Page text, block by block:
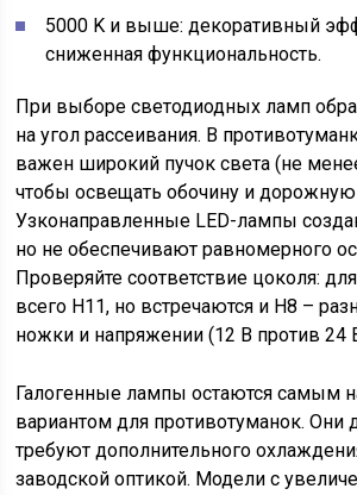
5000 K и выше: декоративный
сниженная функциональность.
При выборе светодиодных ламп
на угол рассеивания. В
важен широкий пучок света (не
чтобы освещать обочину и дорожную
Узконаправленные LED-лампы
но не обеспечивают равномерного
Проверяйте соответствие цоколя:
всего H11, но встречаются и H8 –
ножки и напряжении (12 В против 24
Галогенные лампы остаются самым
вариантом для противотуманок. Они
требуют дополнительного
заводской оптикой. Модели с